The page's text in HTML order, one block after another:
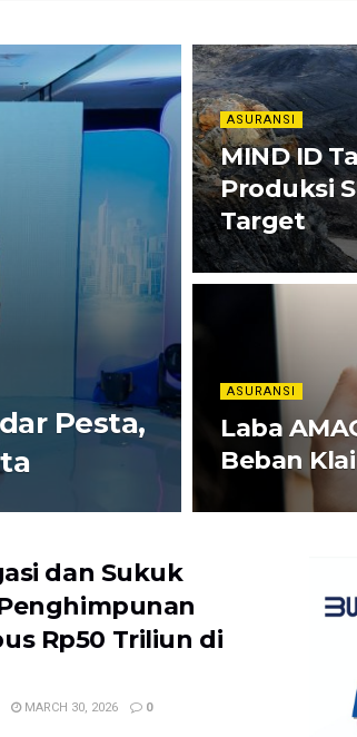
Pesta,
ASURANSI
MIND ID
Produksi
Target
ASURANSI
Laba
Beban
dan Sukuk
Rp50 Triliun di
MARCH 30, 2026 0